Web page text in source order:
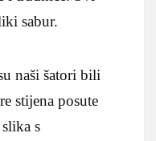
sabur.
naši šatori bili
stijena posute
s